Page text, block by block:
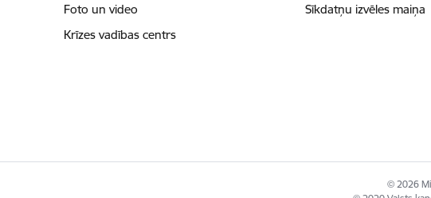
Foto un video
Krīzes vadības centrs
Sīkdatņu izvēles maiņa
© 2026